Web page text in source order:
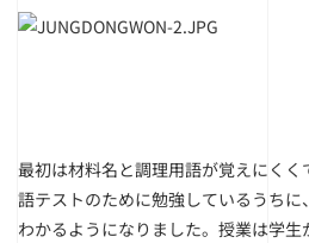
最初は材料名と調理用語が覚えにく
語テストのために勉強しているうちに
わかるようになりました。授業は学